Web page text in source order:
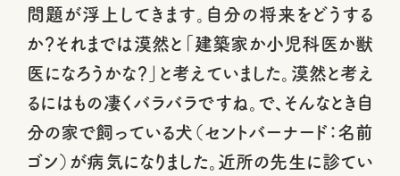
問題が浮上してきます。自分の将来をどうする
か？それまでは漠然と「建築家か小児科医か獣
医になろうかな？」と考えていました。漠然と考え
るにはもの凄くバラバラですね。で、そんなとき自
分の家で飼っている犬（セントバーナード：名前
ゴン）が病気になりました。近所の先生に診てい